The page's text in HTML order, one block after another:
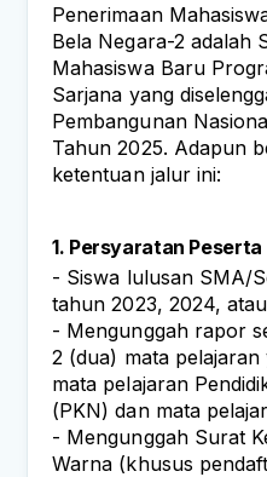
Penerimaan
Bela Negara-2 adalah
Mahasiswa Baru
Sarjana yang
Pembangunan
Tahun 2025. Adapun
ketentuan jalur ini:
1. Persyaratan Peserta
- Siswa lulusan SMA/
tahun 2023, 2024,
- Mengunggah rapor
2 (dua) mata
mata pelajaran
(PKN) dan mata
- Mengunggah Surat
Warna (khusus